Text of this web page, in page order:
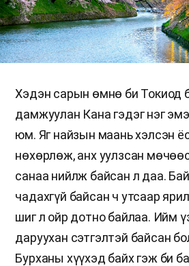
Хэдэн сарын өмнө би Токиод
дамжуулан Кана гэдэг нэг
юм. Яг найзын маань хэлсэн
нөхөрлөж, анх уулзсан
санаа нийлж байсан л даа.
чадахгүй байсан ч утсаар
шиг л ойр дотно байлаа. Ийм
даруухан сэтгэлтэй байсан
Бурханы хүүхэд байх гэж би